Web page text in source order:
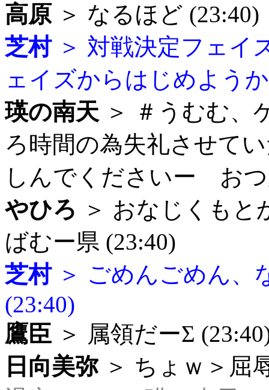
高原 ＞ なるほど (23:40)
芝村＞ 対戦決定フェイ
ェイズからはじめよう
瑛の南天 ＞ ＃うむむ、
ろ時間の為失礼させて
しんでくださいー おつ
やひろ ＞ おなじくも
ばむー県 (23:40)
芝村＞ ごめんごめん、
(23:40)
鷹臣 ＞ 属領だーΣ
日向美弥 ＞ ちょｗ＞屈